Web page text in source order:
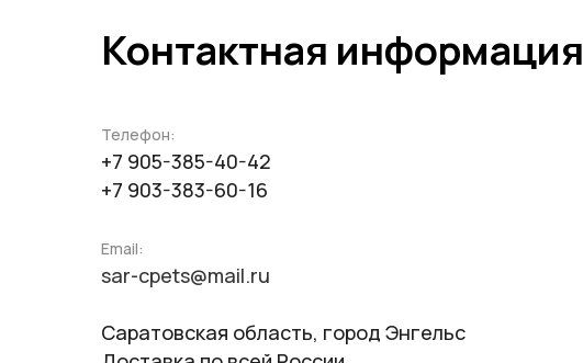
Контактная информация
Телефон:
+7 905-385-40-42
+7 903-383-60-16
Email:
sar-cpets@mail.ru
Саратовская область, город Энгельс